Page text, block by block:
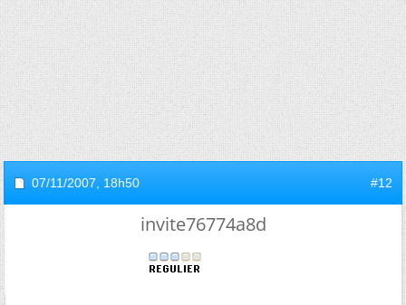
07/11/2007, 18h50 #12
invite76774a8d